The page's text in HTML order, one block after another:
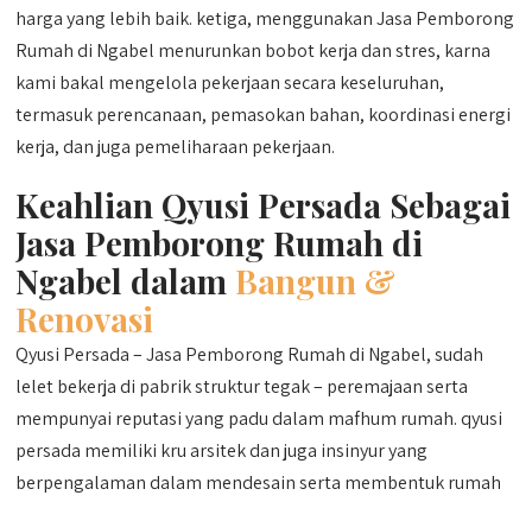
harga yang lebih baik. ketiga, menggunakan Jasa Pemborong
Rumah di Ngabel menurunkan bobot kerja dan stres, karna
kami bakal mengelola pekerjaan secara keseluruhan,
termasuk perencanaan, pemasokan bahan, koordinasi energi
kerja, dan juga pemeliharaan pekerjaan.
Keahlian Qyusi Persada Sebagai
Jasa Pemborong Rumah di
Ngabel dalam Bangun &
Renovasi
Qyusi Persada – Jasa Pemborong Rumah di Ngabel, sudah
lelet bekerja di pabrik struktur tegak – peremajaan serta
mempunyai reputasi yang padu dalam mafhum rumah. qyusi
persada memiliki kru arsitek dan juga insinyur yang
berpengalaman dalam mendesain serta membentuk rumah